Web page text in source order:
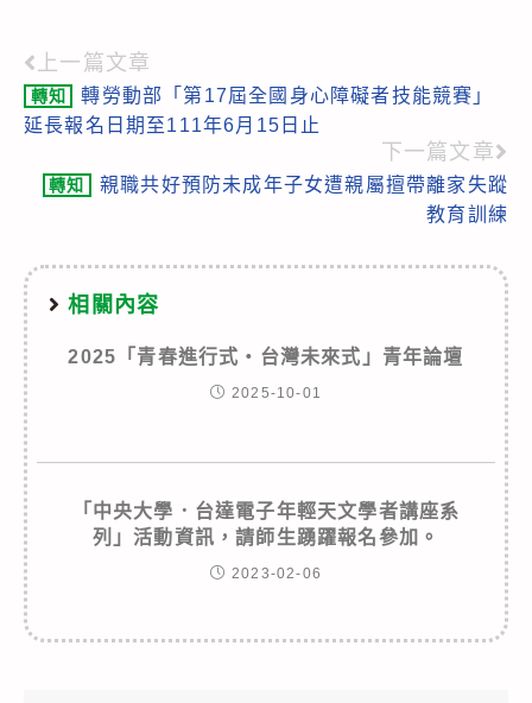
Read
more
上一篇文章
轉知
轉勞動部「第17屆全國身心障礙者技能競賽」
延長報名日期至111年6月15日止
下一篇文章
轉知
親職共好預防未成年子女遭親屬擅帶離家失蹤
教育訓練
相關內容
2025「青春進行式‧台灣未來式」青年論壇
2025-10-01
「中央大學．台達電子年輕天文學者講座系
列」活動資訊，請師生踴躍報名參加。
2023-02-06